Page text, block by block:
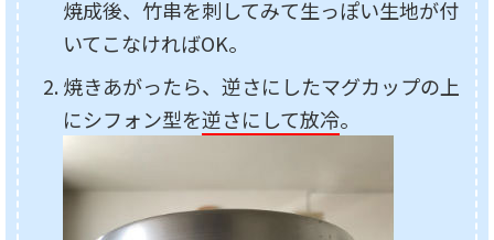
焼成後、竹串を刺してみて生っぽい生地が付
いてこなければOK。
焼きあがったら、逆さにしたマグカップの上
にシフォン型を逆さにして放冷。